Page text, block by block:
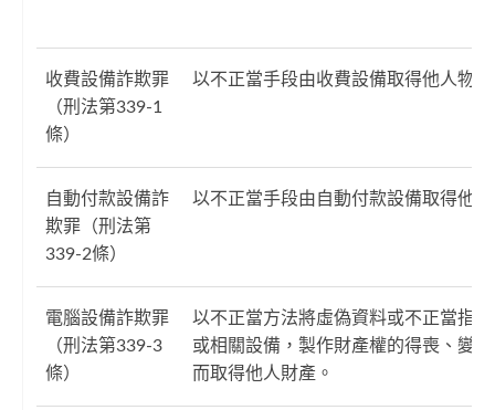
收費設備詐欺罪
（刑法第339-1
條）
以不正當手段由收費設備取得他人物
自動付款設備詐
欺罪（刑法第
339-2條）
以不正當手段由自動付款設備取得他
電腦設備詐欺罪
（刑法第339-3
條）
以不正當方法將虛偽資料或不正當指
或相關設備，製作財產權的得喪、變
而取得他人財產。